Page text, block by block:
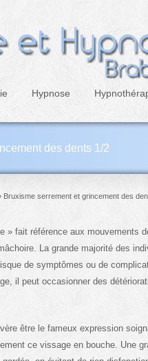
Hypnose
des dents 1/2
Bruxisme serrement et grincement des
» fait référence aux mouvements
La grande majorité des
de symptômes ou de
il peut occasionner des
être le fameux expression
ce vissage en bouche. Une